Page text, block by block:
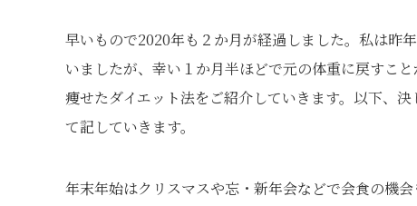
早いもので2020年も２か月が経過しました。私は昨
いましたが、幸い１か月半ほどで元の体重に戻すこ
痩せたダイエット法をご紹介していきます。以下、
て記していきます。
年末年始はクリスマスや忘・新年会などで会食の機